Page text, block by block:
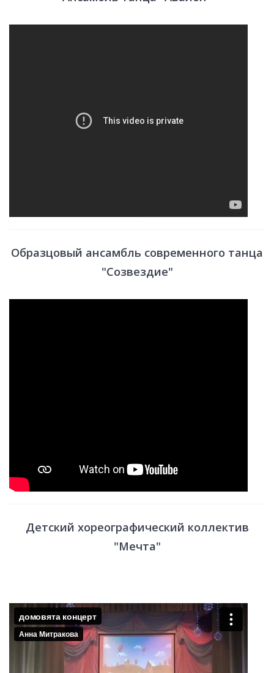
Образцовый ансамбль современного танца
"Созвездие"
Детский хореографический коллектив
"Мечта"